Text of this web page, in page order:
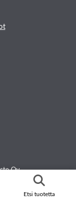
Oy
Etsi tuotetta